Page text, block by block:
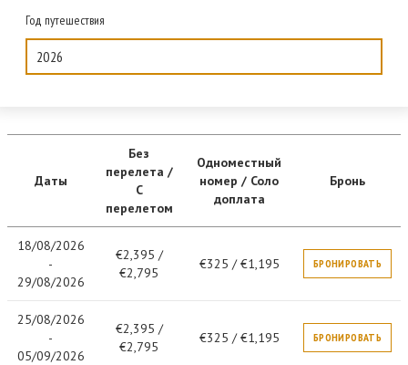
Год путешествия
2026
Даты
Без
перелета /
С
перелетом
Одноместный
номер / Соло
доплата
Бронь
18/08/2026
-
29/08/2026
€2,395 /
€2,795
€325 / €1,195 БРОНИРОВАТЬ
25/08/2026
-
05/09/2026
€2,395 /
€2,795
€325 / €1,195 БРОНИРОВАТЬ